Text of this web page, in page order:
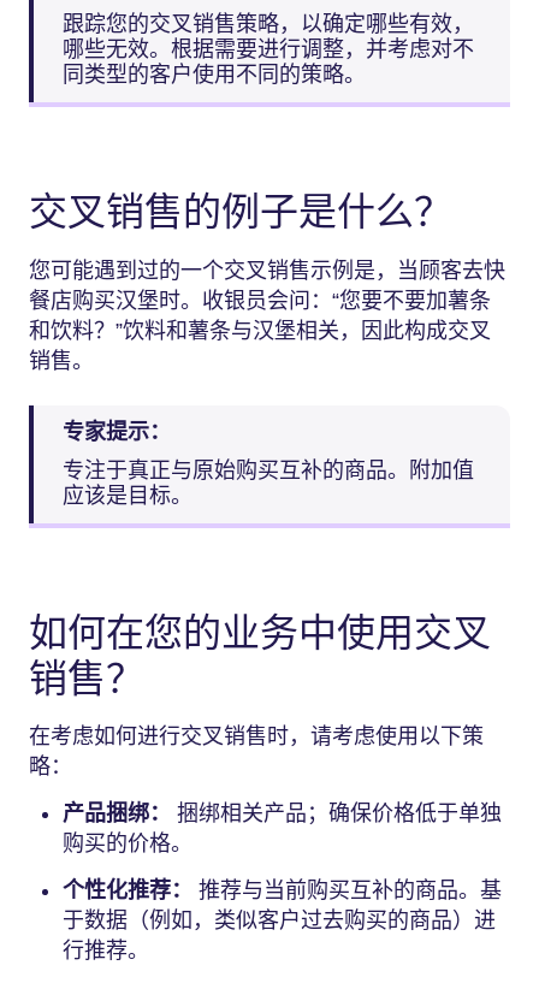
跟踪您的交叉销售策略，以确定哪些有效，
哪些无效。根据需要进行调整，并考虑对不
同类型的客户使用不同的策略。
交叉销售的例子是什么？
您可能遇到过的一个交叉销售示例是，当顾客去快
餐店购买汉堡时。收银员会问：“您要不要加薯条
和饮料？”饮料和薯条与汉堡相关，因此构成交叉
销售。
专家提示：
专注于真正与原始购买互补的商品。附加值
应该是目标。
如何在您的业务中使用交叉
销售？
在考虑如何进行交叉销售时，请考虑使用以下策
略：
产品捆绑： 捆绑相关产品；确保价格低于单独
购买的价格。
个性化推荐： 推荐与当前购买互补的商品。基
于数据（例如，类似客户过去购买的商品）进
行推荐。